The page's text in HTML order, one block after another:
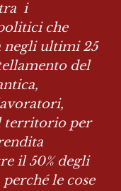
i
che
negli ultimi 25
del
territorio per
il 50% degli
le cose